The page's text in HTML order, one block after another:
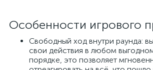
Особенности игрового
Свободный ход внутри раунда:
свои действия в любом
порядке, это позволяет